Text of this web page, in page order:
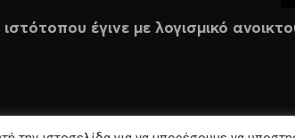
έγινε με λογισμικό